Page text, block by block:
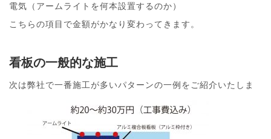
電気（アームライトを何本設置するのか）
こちらの項目で金額がかなり変わってきます。
看板の一般的な施工
次は弊社で一番施工が多いパターンの一例をご紹介いたしま